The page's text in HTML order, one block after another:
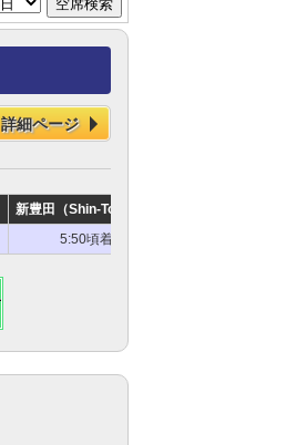
詳細ページ
新豊田（Shin-Toyota）
5:50頃着